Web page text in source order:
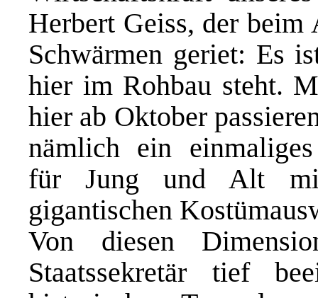
Herbert Geiss, der
Schwärmen geriet: Es
hier im Rohbau steht.
hier ab Oktober
nämlich ein
für Jung und Alt mit
gigantischen
Von diesen
Staatssekretär tief